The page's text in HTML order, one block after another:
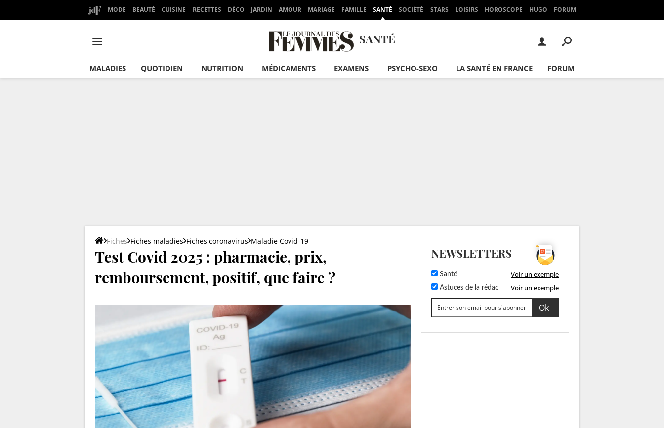
MODE BEAUTÉ CUISINE RECETTES DÉCO JARDIN AMOUR MARIAGE FAMILLE SANTÉ SOCIÉTÉ STARS LOISIRS HOROSCOPE HUGO FORUM
SANTÉ
MALADIES QUOTIDIEN NUTRITION MÉDICAMENTS EXAMENS PSYCHO-SEXO LA SANTÉ EN FRANCE FORUM
Fiches Fiches maladies Fiches coronavirus Maladie Covid-19
Test Covid 2025 : pharmacie, prix,
remboursement, positif, que faire ?
NEWSLETTERS
Santé Voir un exemple
Astuces de la rédac Voir un exemple